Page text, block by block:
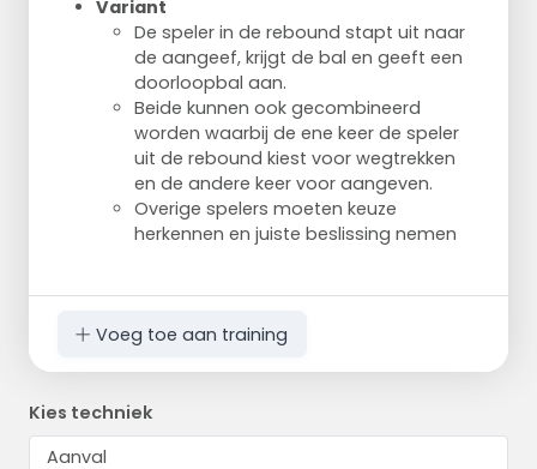
Variant
De speler in de rebound stapt uit naar
de aangeef, krijgt de bal en geeft een
doorloopbal aan.
Beide kunnen ook gecombineerd
worden waarbij de ene keer de speler
uit de rebound kiest voor wegtrekken
en de andere keer voor aangeven.
Overige spelers moeten keuze
herkennen en juiste beslissing nemen
Voeg toe aan training
Kies techniek